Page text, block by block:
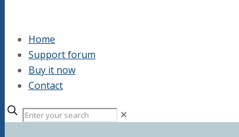
Home
Support forum
Buy it now
Contact
✕